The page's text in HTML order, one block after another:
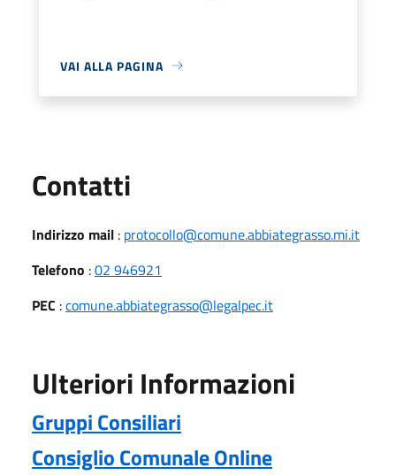
VAI ALLA PAGINA
Contatti
Indirizzo mail : protocollo@comune.abbiategrasso.mi.it
Telefono :02 946921
PEC :comune.abbiategrasso@legalpec.it
Ulteriori Informazioni
Gruppi Consiliari
Consiglio Comunale Online